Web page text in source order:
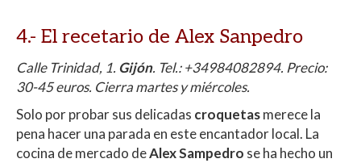
4.- El recetario de Alex Sanpedro
Calle Trinidad, 1. Gijón. Tel.: +34984082894. Precio:
30-45 euros. Cierra martes y miércoles.
Solo por probar sus delicadas croquetasmerece la
pena hacer una parada en este encantador local. La
cocina de mercado deAlex Sampedro se ha hecho un